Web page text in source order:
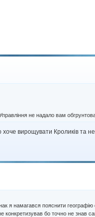
не надало вам
хоче вирощувати Кроликів та
я намагався пояснити
конкретизував бо точно не знав